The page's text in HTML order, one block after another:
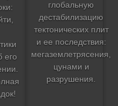
его
глобальную
дестабилизацию
тектонических плит
и ее последствия:
мегаземлетрясения,
цунами и
разрушения.